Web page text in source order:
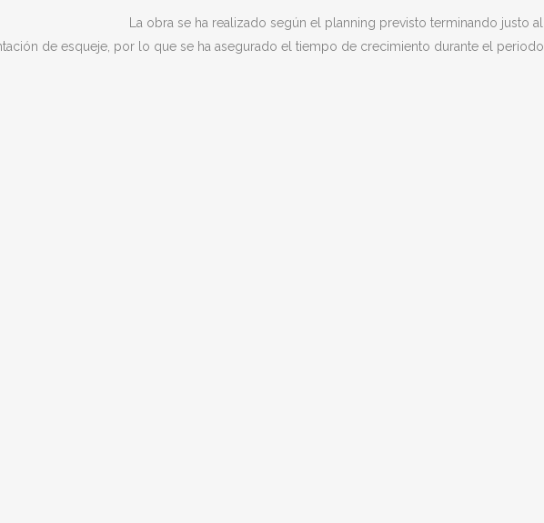
La obra se ha realizado según el planning previsto terminando justo al
de esqueje, por lo que se ha asegurado el tiempo de crecimiento durante el periodo